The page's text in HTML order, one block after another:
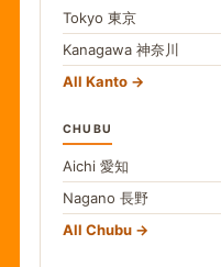
Tokyo 東京
Kanagawa 神奈川
All Kanto
CHUBU
Aichi 愛知
Nagano 長野
All Chubu